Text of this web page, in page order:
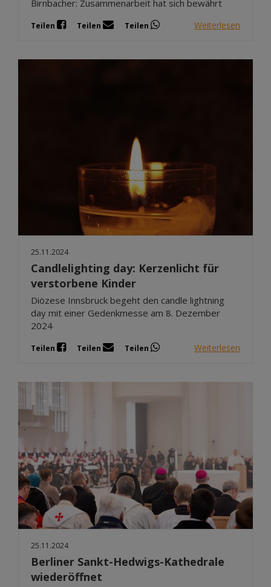
Birnbacher: Zusammenarbeit hat sich bewährt
Teilen Teilen Teilen Weiterlesen
25.11.2024
Candlelighting day: Kerzenlicht für
verstorbene Kinder
Diözese Innsbruck begeht den candle lightning
day mit einer Gedenkmesse am 8. Dezember
2024
Teilen Teilen Teilen Weiterlesen
25.11.2024
Berliner Sankt-Hedwigs-Kathedrale
wiederöffnet